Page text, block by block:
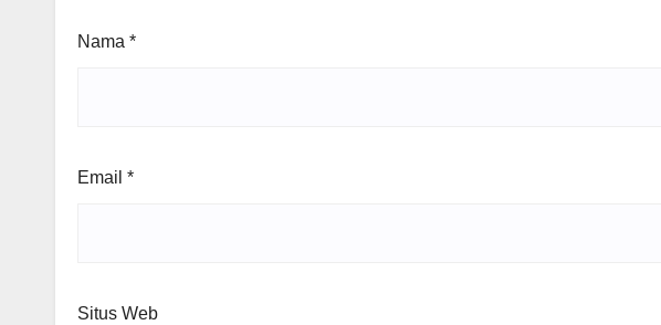
Nama *
Email *
Situs Web